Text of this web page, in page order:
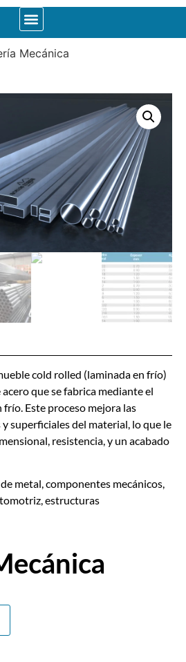
Mecánica
cold rolled (laminada en frío)
que se fabrica mediante el
Este proceso mejora las
superficiales del material, lo que le
resistencia, y un acabado
metal, componentes mecánicos,
estructuras